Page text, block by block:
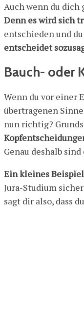
Auch wenn du dich
Denn es wird sich
entschieden und
entscheidet
Bauch- oder
Wenn du vor einer
übertragenen
nun richtig?
Genau deshalb
Ein kleines
Jura-Studium
sagt dir also, dass